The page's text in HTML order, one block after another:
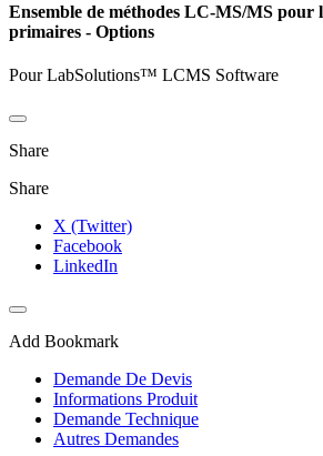
Ensemble de méthodes LC-MS/MS pour
primaires - Options
Pour LabSolutions™ LCMS Software
Share
Share
X (Twitter)
Facebook
LinkedIn
Add Bookmark
Demande De Devis
Informations Produit
Demande Technique
Autres Demandes